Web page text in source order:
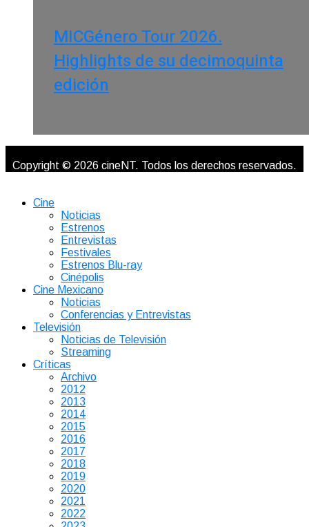
MICGénero Tour 2026.
Highlights de su decimoquinta
edición
Copyright © 2026 cineNT. Todos los derechos reservados.
Cine
Noticias
Estrenos
Entrevistas
Festivales
Estrenos Blu-ray
Cinépolis
Cine Mexicano
Noticias
Conferencias y Entrevistas
Televisión
Noticias de Televisión
Streaming
Críticas
Archivo
2012
2013
2014
2015
2016
2017
2018
2019
2020
2021
2022